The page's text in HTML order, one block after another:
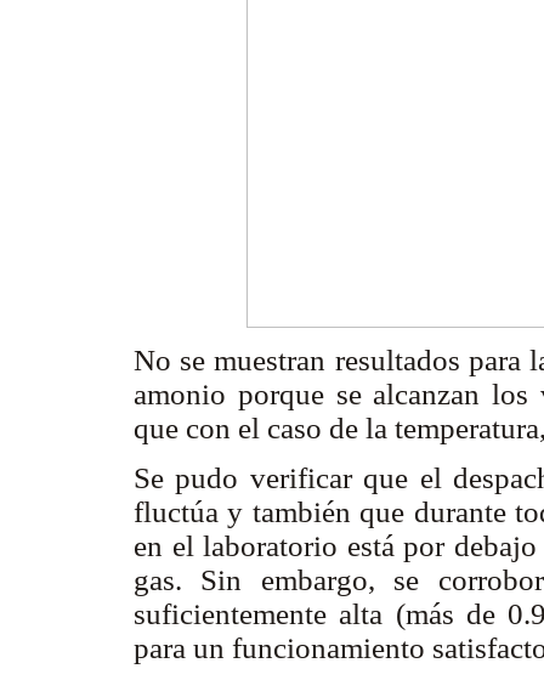
No se muestran resultados
amonio porque se alcanzan los
que con el caso de la
Se pudo verificar que el
fluctúa y también que durante
en el laboratorio está por
gas. Sin embargo, se
suficientemente alta (más de
para un funcionamiento